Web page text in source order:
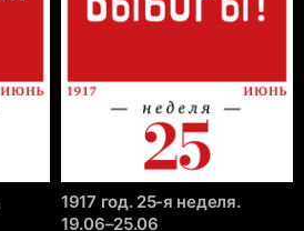
1917 год. 25-я неделя.
19.06–25.06